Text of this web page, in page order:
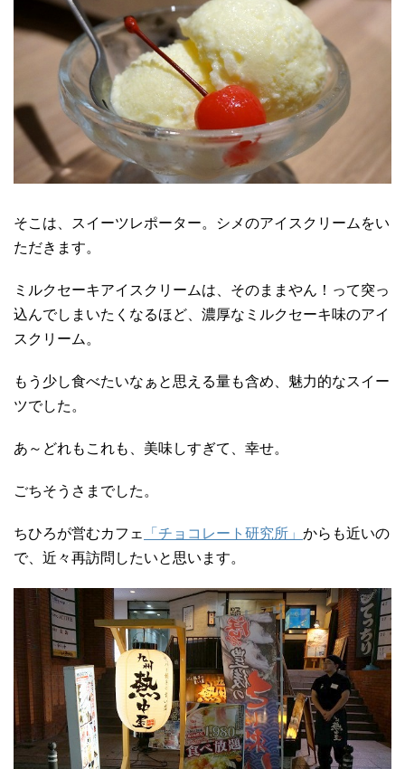
そこは、スイーツレポーター。シメのアイスクリームをい
ただきます。
ミルクセーキアイスクリームは、そのままやん！って突っ
込んでしまいたくなるほど、濃厚なミルクセーキ味のアイ
スクリーム。
もう少し食べたいなぁと思える量も含め、魅力的なスイー
ツでした。
あ～どれもこれも、美味しすぎて、幸せ。
ごちそうさまでした。
ちひろが営むカフェ 「チョコレート研究所」 からも近いの
で、近々再訪問したいと思います。